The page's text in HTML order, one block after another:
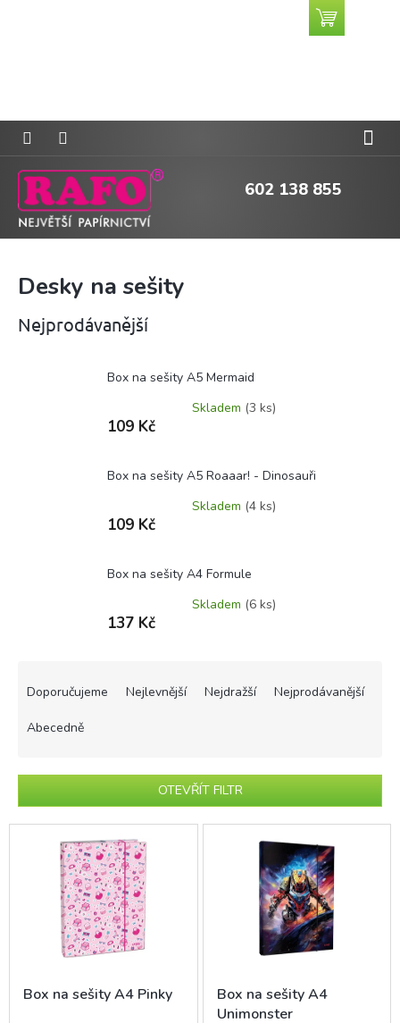
602 138 855
Nákupní
košík
Desky na sešity
Nejprodávanější
Box na sešity A5 Mermaid
Skladem (3 ks)
109 Kč
Box na sešity A5 Roaaar! - Dinosauři
Skladem (4 ks)
109 Kč
Box na sešity A4 Formule
Skladem (6 ks)
137 Kč
p
r
o
Doporučujeme Nejlevnější Nejdražší Nejprodávanější
Abecedně
OTEVŘÍT FILTR
V
dBox na sešity A4 Pinky
Box na sešity A4
Unimonster